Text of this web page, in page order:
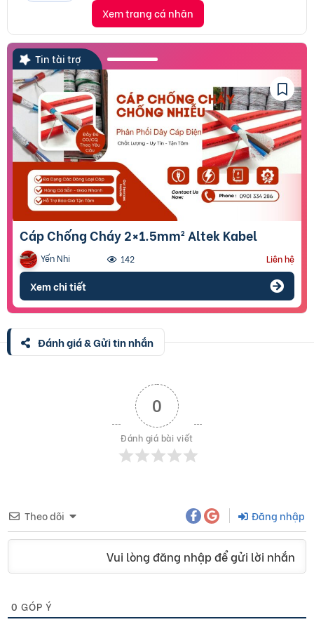
Xem trang cá nhân
Tin tài trợ
Cáp Chống Cháy 2×1.5mm² Altek Kabel
Yến Nhi 142 Liên hệ
Xem chi tiết
Đánh giá & Gửi tin nhắn
0
Đánh giá bài viết
Theo dõi Đăng nhập
Vui lòng đăng nhập để gửi lời nhắn
0 GÓP Ý